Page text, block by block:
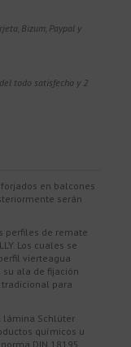
Bizum, Paypal y
todo satisfecho y 2
en balcones
serán
perfiles de remate
Los cuales se
vierteagua
su ala de fijación
para
lámina Schlüter
químicos u
DIN 18195,